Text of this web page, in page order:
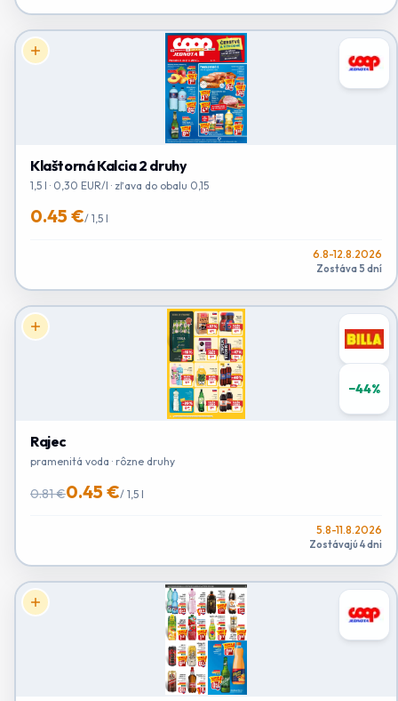
Klaštorná Kalcia 2 druhy
1,5 l · 0,30 EUR/l · zľava do obalu 0,15
0.45 €/ 1,5 l
6.8-12.8.2026
Zostáva 5 dní
−44%
Rajec
pramenitá voda · rôzne druhy
0.81 €0.45 €/ 1,5 l
5.8-11.8.2026
Zostávajú 4 dni